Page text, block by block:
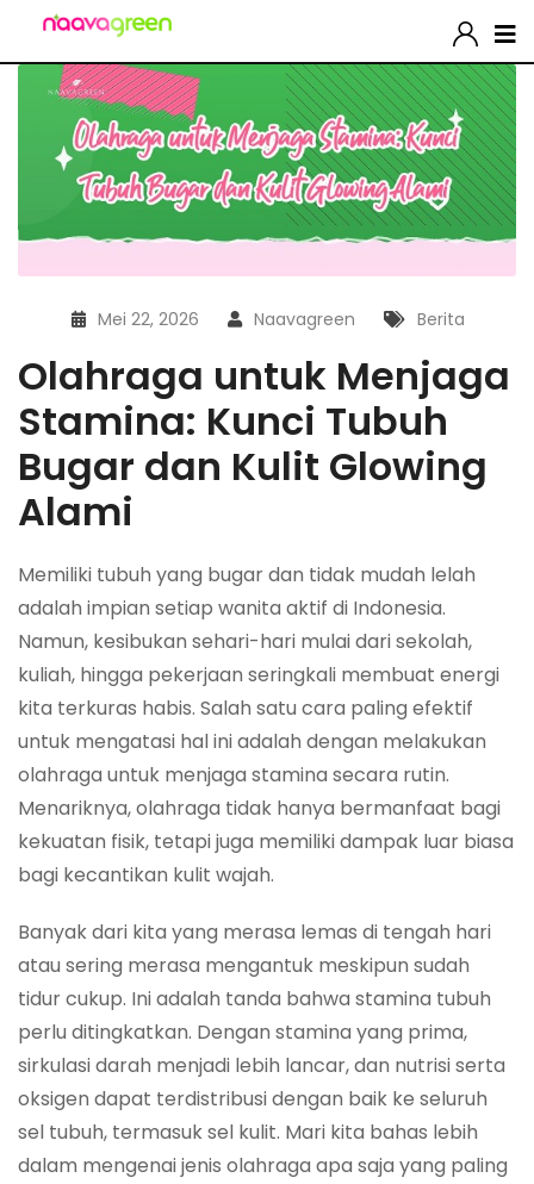
Mei 22, 2026 Naavagreen Berita
Olahraga untuk Menjaga
Stamina: Kunci Tubuh
Bugar dan Kulit Glowing
Alami
Memiliki tubuh yang bugar dan tidak mudah lelah
adalah impian setiap wanita aktif di Indonesia.
Namun, kesibukan sehari-hari mulai dari sekolah,
kuliah, hingga pekerjaan seringkali membuat energi
kita terkuras habis. Salah satu cara paling efektif
untuk mengatasi hal ini adalah dengan melakukan
olahraga untuk menjaga stamina secara rutin.
Menariknya, olahraga tidak hanya bermanfaat bagi
kekuatan fisik, tetapi juga memiliki dampak luar biasa
bagi kecantikan kulit wajah.
Banyak dari kita yang merasa lemas di tengah hari
atau sering merasa mengantuk meskipun sudah
tidur cukup. Ini adalah tanda bahwa stamina tubuh
perlu ditingkatkan. Dengan stamina yang prima,
sirkulasi darah menjadi lebih lancar, dan nutrisi serta
oksigen dapat terdistribusi dengan baik ke seluruh
sel tubuh, termasuk sel kulit. Mari kita bahas lebih
dalam mengenai jenis olahraga apa saja yang paling